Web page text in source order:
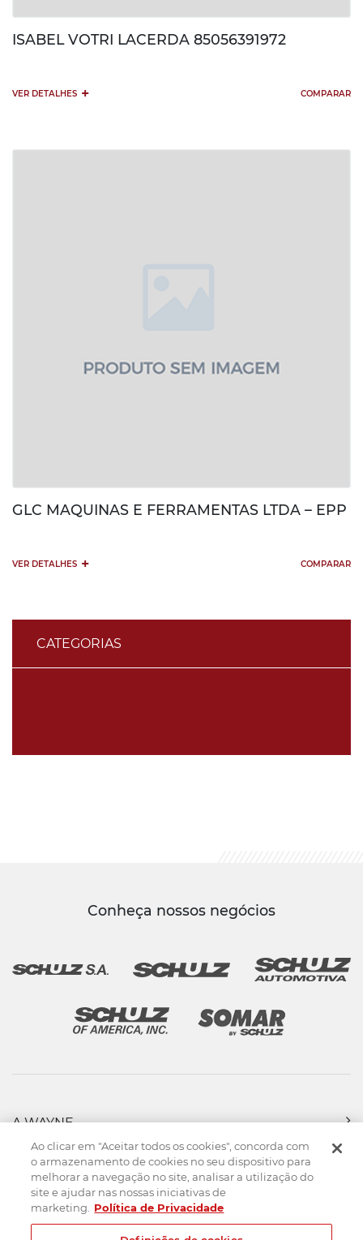
CATEGORIAS
ISABEL VOTRI LACERDA 85056391972
VER DETALHES + COMPARAR
GLC MAQUINAS E FERRAMENTAS LTDA – EPP
VER DETALHES + COMPARAR
Conheça nossos negócios
A WAYNE
PRODUTOS
FORÇA DE VENDAS
ASSISTÊNCIA TÉCNICA
DOWNLOADS
CONTATO
Ao clicar em "Aceitar todos os cookies", concorda com
o armazenamento de cookies no seu dispositivo para
melhorar a navegação no site, analisar a utilização do
site e ajudar nas nossas iniciativas de
marketing.
Política de Privacidade